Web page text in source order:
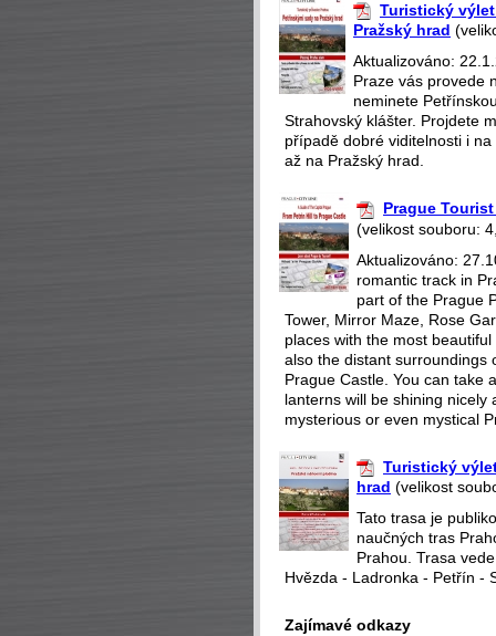
Turistický
Pražský hrad
Aktualizováno:
Praze vás provede
neminete
Strahovský klášter. Projdete
případě dobré viditelnosti i
až na Pražský hrad.
Prague
(velikost souboru:
Aktualizováno:
romantic track in
part of the Prague
Tower, Mirror Maze, Rose
places with the most
also the distant surroundings
Prague Castle. You can take
lanterns will be shining
mysterious or even mystical
Turistický
hrad (velikost
Tato trasa je
naučných tras
Prahou. Trasa
Hvězda - Ladronka - Petřín -
Zajímavé odkazy